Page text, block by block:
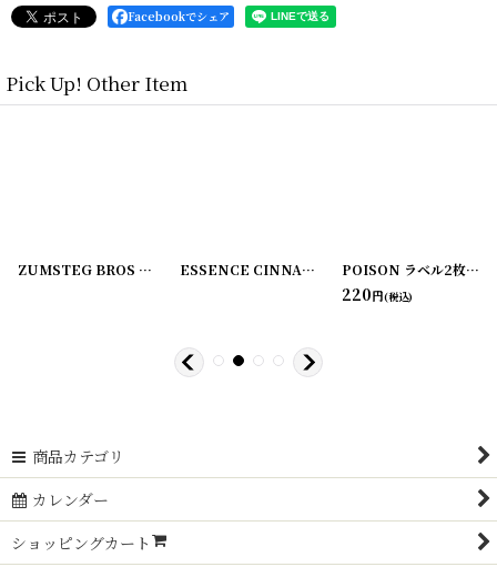
Facebookでシェア
Pick Up! Other Item
220107-2] 220107-3]
ZUMSTEG BROS ラベル2枚セット [ 220107-4]
ESSENCE CINNAMON ラベル2枚セット C.M. VAN FLEET POISON ラベル2枚セット ZUMSTEG BROS
220円(税込)
商品カテゴリ
カレンダー
ショッピングカート